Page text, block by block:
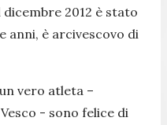
2012 è stato
anni, è arcivescovo di
vero atleta –
- sono felice di